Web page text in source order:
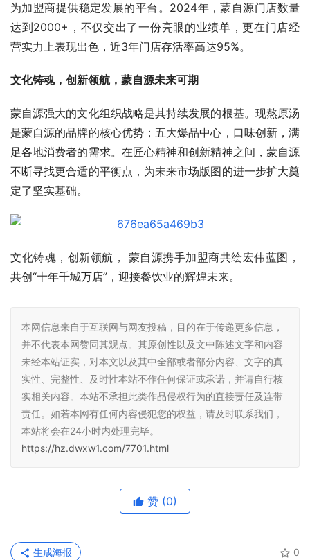
为加盟商提供稳定发展的平台。2024年，蒙自源门店数量
达到2000+，不仅交出了一份亮眼的业绩单，更在门店经
营实力上表现出色，近3年门店存活率高达95%。
文化铸魂，创新领航，蒙自源未来可期
蒙自源强大的文化组织战略是其持续发展的根基。现熬原汤
是蒙自源的品牌的核心优势；五大爆品中心，口味创新，满
足各地消费者的需求。在匠心精神和创新精神之间，蒙自源
不断寻找更合适的平衡点，为未来市场版图的进一步扩大奠
定了坚实基础。
文化铸魂，创新领航， 蒙自源携手加盟商共绘宏伟蓝图，
共创“十年千城万店”，迎接餐饮业的辉煌未来。
本网信息来自于互联网与网友投稿，目的在于传递更多信息，
并不代表本网赞同其观点。其原创性以及文中陈述文字和内容
未经本站证实，对本文以及其中全部或者部分内容、文字的真
实性、完整性、及时性本站不作任何保证或承诺，并请自行核
实相关内容。本站不承担此类作品侵权行为的直接责任及连带
责任。如若本网有任何内容侵犯您的权益，请及时联系我们，
本站将会在24小时内处理完毕。
https://hz.dwxw1.com/7701.html
赞 (0)
0
生成海报